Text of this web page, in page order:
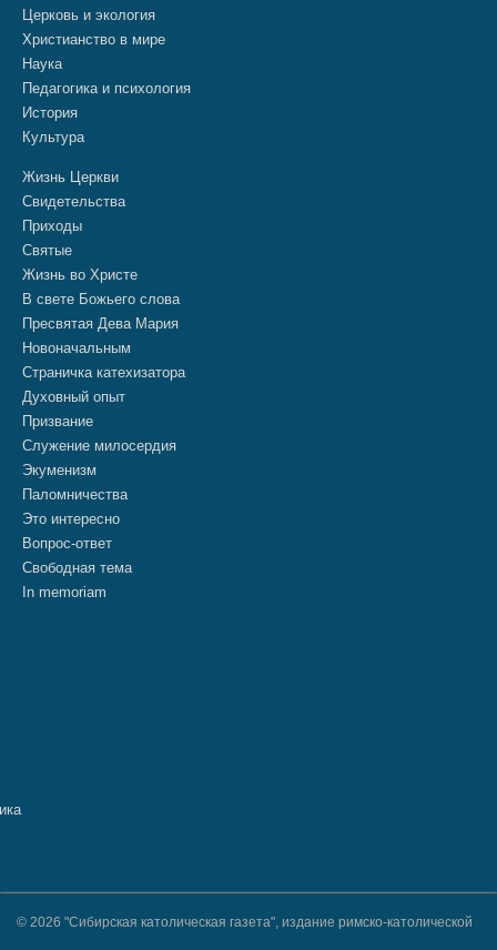
Церковь и экология
Христианство в мире
Наука
Педагогика и психология
История
Культура
Жизнь Церкви
Свидетельства
Приходы
Святые
Жизнь во Христе
В свете Божьего слова
Пресвятая Дева Мария
Новоначальным
Страничка катехизатора
Духовный опыт
Призвание
Служение милосердия
Экуменизм
Паломничества
Это интересно
Вопрос-ответ
Свободная тема
In memoriam
© 2026 "Сибирская католическая газета", издание римско-католической